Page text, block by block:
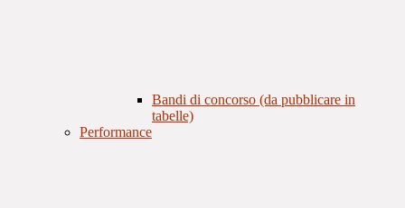
Bandi di concorso (da pubblicare in
tabelle)
Performance